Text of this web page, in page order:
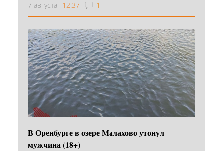
7 августа 12:37 1
В Оренбурге в озере Малахово утонул
мужчина (18+)